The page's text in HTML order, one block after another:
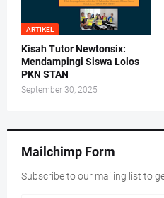
ARTIKEL
Kisah Tutor Newtonsix:
Mendampingi Siswa Lolos
PKN STAN
September 30, 2025
Mailchimp Form
Subscribe to our mailing list to